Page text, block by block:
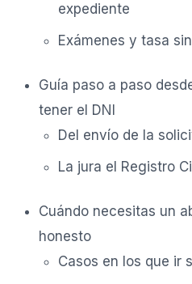
expediente
Exámenes y tasa
Guía paso a paso
tener el DNI
Del envío de la
La jura el Registro
Cuándo necesitas un
honesto
Casos en los que ir